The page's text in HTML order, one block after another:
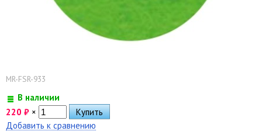
MR-FSR-933
В наличии
220 ₽ ×
Добавить к сравнению